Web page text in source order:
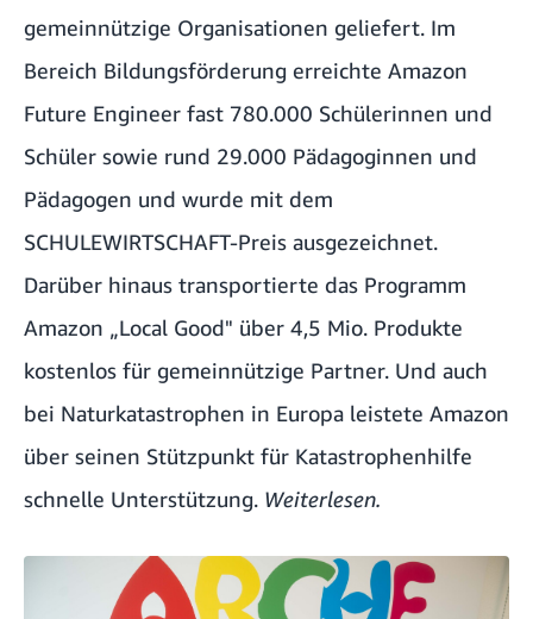
gemeinnützige Organisationen geliefert. Im
Bereich Bildungsförderung erreichte Amazon
Future Engineer fast 780.000 Schülerinnen und
Schüler sowie rund 29.000 Pädagoginnen und
Pädagogen und wurde mit dem
SCHULEWIRTSCHAFT-Preis ausgezeichnet.
Darüber hinaus transportierte das Programm
Amazon „Local Good" über 4,5 Mio. Produkte
kostenlos für gemeinnützige Partner. Und auch
bei Naturkatastrophen in Europa leistete Amazon
über seinen Stützpunkt für Katastrophenhilfe
schnelle Unterstützung. Weiterlesen.